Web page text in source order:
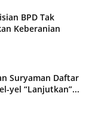
BPD Tak
Keberanian
Suryaman Daftar
yel “Lanjutkan”...